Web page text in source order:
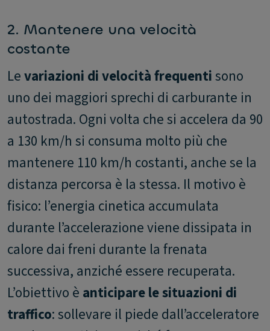
2. Mantenere una velocità
costante
Levariazioni di velocità frequentisono
uno dei maggiori sprechi di carburante in
autostrada. Ogni volta che si accelera da 90
a 130 km/h si consuma molto più che
mantenere 110 km/h costanti, anche se la
distanza percorsa è la stessa. Il motivo è
fisico: l’energia cinetica accumulata
durante l’accelerazione viene dissipata in
calore dai freni durante la frenata
successiva, anziché essere recuperata.
L’obiettivo è anticipare le situazioni di
traffico: sollevare il piede dall’acceleratore